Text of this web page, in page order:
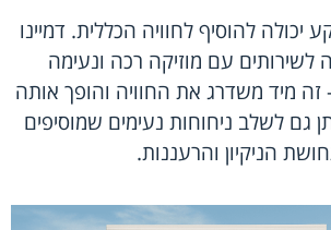
יכולה להוסיף לחוויה הכללית. דמיינו
לשירותים עם מוזיקה רכה ונעימה
מיד משדרג את החוויה והופך אותה
גם לשלב ניחוחות נעימים שמוסיפים
הניקיון והרעננות.